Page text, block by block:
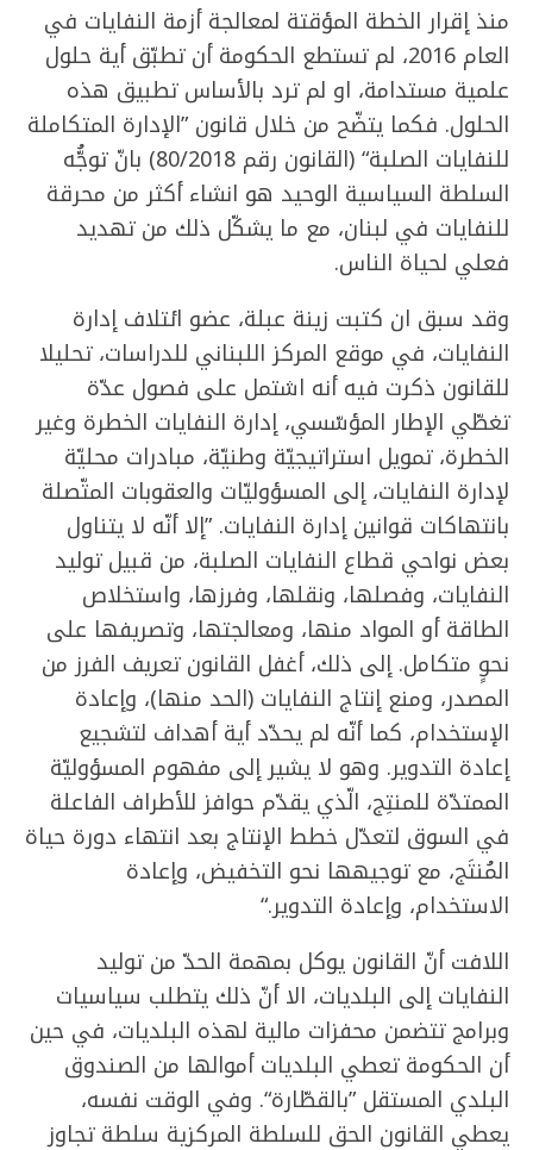
منذ إقرار الخطة المؤقتة لمعالجة أزمة النفايات في
العام 2016، لم تستطع الحكومة أن تطبّق أية حلول
علمية مستدامة، او لم ترد بالأساس تطبيق هذه
الحلول. فكما يتضّح من خلال قانون ”الإدارة المتكاملة
للنفايات الصلبة“ (القانون رقم 80/2018) بانّ توجُّه
السلطة السياسية الوحيد هو انشاء أكثر من محرقة
للنفايات في لبنان، مع ما يشكّل ذلك من تهديد
فعلي لحياة الناس.
وقد سبق ان كتبت زينة عبلة، عضو ائتلاف إدارة
النفايات، في موقع المركز اللبناني للدراسات، تحليلا
للقانون ذكرت فيه أنه اشتمل على فصول عدّة
تغطّي الإطار المؤسّسي، إدارة النفايات الخطرة وغير
الخطرة، تمويل استراتيجيّة وطنيّة، مبادرات محليّة
لإدارة النفايات، إلى المسؤوليّات والعقوبات المتّصلة
بانتهاكات قوانين إدارة النفايات. ”إلا أنّه لا يتناول
بعض نواحي قطاع النفايات الصلبة، من قبيل توليد
النفايات، وفصلها، ونقلها، وفرزها، واستخلاص
الطاقة أو المواد منها، ومعالجتها، وتصريفها على
نحوٍ متكامل. إلى ذلك، أغفل القانون تعريف الفرز من
المصدر، ومنع إنتاج النفايات (الحد منها)، وإعادة
الإستخدام، كما أنّه لم يحدّد أية أهداف لتشجيع
إعادة التدوير. وهو لا يشير إلى مفهوم المسؤوليّة
الممتدّة للمنتِج، الّذي يقدّم حوافز للأطراف الفاعلة
في السوق لتعدّل خطط الإنتاج بعد انتهاء دورة حياة
المُنتَج، مع توجيهها نحو التخفيض، وإعادة
الاستخدام، وإعادة التدوير.“
اللافت أنّ القانون يوكل بمهمة الحدّ من توليد
النفايات إلى البلديات، الا أنّ ذلك يتطلب سياسيات
وبرامج تتضمن محفزات مالية لهذه البلديات، في حين
أن الحكومة تعطي البلديات أموالها من الصندوق
البلدي المستقل ”بالقطّارة“. وفي الوقت نفسه،
يعطي القانون الحق للسلطة المركزية سلطة تجاوز